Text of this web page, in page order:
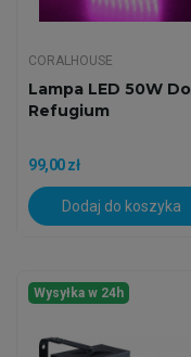
CORALHOUSE
Lampa LED 50W Do
Refugium
99,00 zł
Dodaj do koszyka
Wysyłka w 24h